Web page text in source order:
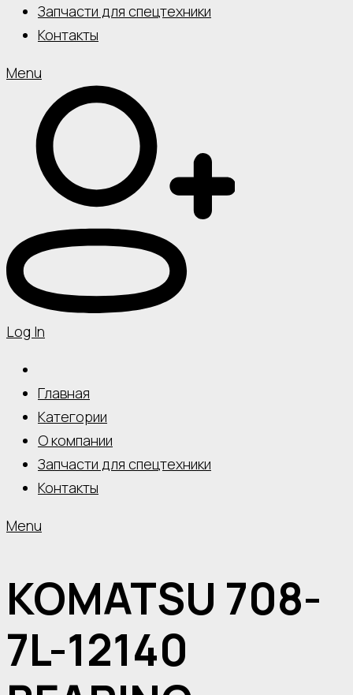
Запчасти для спецтехники
Контакты
Menu
Log In
Главная
Категории
О компании
Запчасти для спецтехники
Контакты
Menu
KOMATSU 708-
7L-12140